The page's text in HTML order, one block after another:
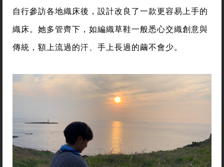
自行參訪各地織床後，設計改良了一款更容易上手的
織床。她多管齊下，如編織草鞋一般悉心交織創意與
傳統，額上流過的汗、手上長過的繭不會少。